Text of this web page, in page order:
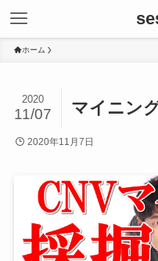
ホーム
マイニン
2020
11/07
2020年11月7日